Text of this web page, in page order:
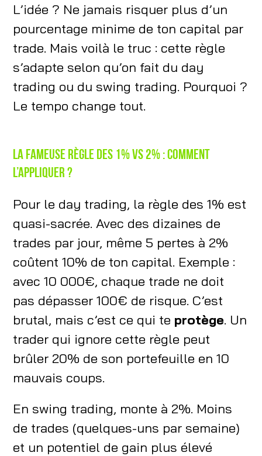
L’idée ? Ne jamais risquer plus d’un
pourcentage minime de ton capital par
trade. Mais voilà le truc : cette règle
s’adapte selon qu’on fait du day
trading ou du swing trading. Pourquoi ?
Le tempo change tout.
La fameuse règle des 1% vs 2% : comment
l’appliquer ?
Pour le day trading, la règle des 1% est
quasi-sacrée. Avec des dizaines de
trades par jour, même 5 pertes à 2%
coûtent 10% de ton capital. Exemple :
avec 10 000€, chaque trade ne doit
pas dépasser 100€ de risque. C’est
brutal, mais c’est ce qui te protège. Un
trader qui ignore cette règle peut
brûler 20% de son portefeuille en 10
mauvais coups.
En swing trading, monte à 2%. Moins
de trades (quelques-uns par semaine)
et un potentiel de gain plus élevé